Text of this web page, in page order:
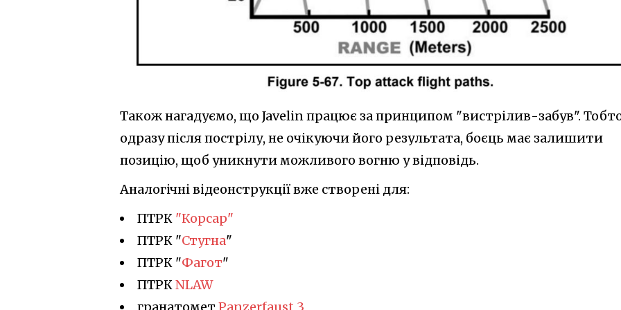
Також нагадуємо, що Javelin працює за принципом "вистрілив-забув".
одразу після пострілу, не очікуючи його результата, боєць має залишити
позицію, щоб уникнути можливого вогню у відповідь.
Аналогічні відеонструкції вже створені для:
ПТРК "Корсар"
ПТРК "Стугна"
ПТРК "Фагот"
ПТРКNLAW